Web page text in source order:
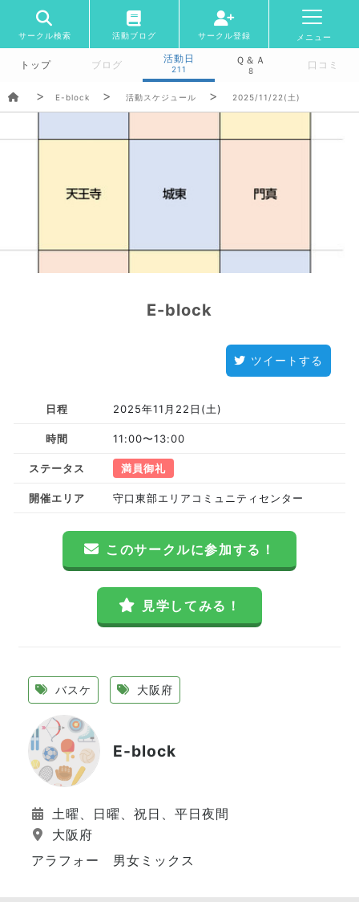
サークル検索 活動ブログ サークル登録 メニュー
トップ ブログ
活動日
211
Ｑ＆Ａ
8 口コミ
E-block 活動スケジュール 2025/11/22(土)
E-block
ツイートする
日程 2025年11月22日(土)
時間 11:00〜13:00
ステータス 満員御礼
開催エリア 守口東部エリアコミュニティセンター
このサークルに参加する！
見学してみる！
バスケ 大阪府
E-block
土曜、日曜、祝日、平日夜間
大阪府
アラフォー 男女ミックス